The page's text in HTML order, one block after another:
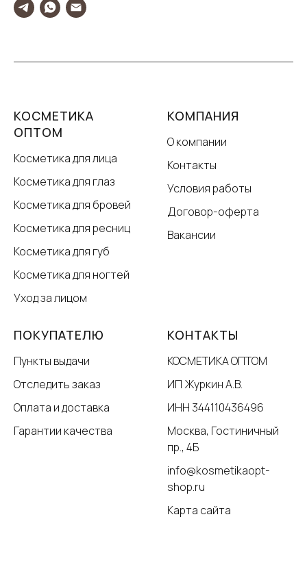
КОСМЕТИКА
ОПТОМ
Косметика для лица
Косметика для глаз
Косметика для бровей
Косметика для ресниц
Косметика для губ
Косметика для ногтей
Уход за лицом
КОМПАНИЯ
О компании
Контакты
Условия работы
Договор-оферта
Вакансии
ПОКУПАТЕЛЮ
Пункты выдачи
Отследить заказ
Оплата и доставка
Гарантии качества
КОНТАКТЫ
КОСМЕТИКА ОПТОМ
ИП Журкин А.В.
ИНН 344110436496
Москва, Гостиничный
пр., 4Б
info@kosmetikaopt-
shop.ru
Карта сайта